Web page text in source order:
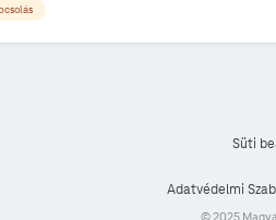
Süti
Adatvédelmi
© 2025